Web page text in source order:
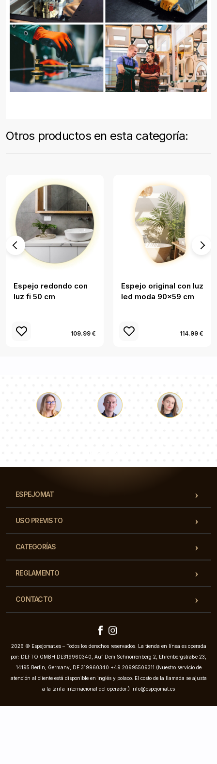
Otros productos en esta categoría:
Espejo redondo con
luz fi 50 cm
109.99 €
Espejo original con luz
led moda 90x59 cm
114.99 €
ESPEJOMAT
USO PREVISTO
CATEGORÍAS
REGLAMENTO
CONTACTO
2026 © Espejomat.es – Todos los derechos reservados. La tienda en línea es operada
por: DEFTO GMBH DE319960340, Auf Dem Schnorrenberg 2, Ehrenbergstraße 23,
14195 Berlin, Germany, DE 319960340 +49 20995509311 (Nuestro servicio de
atención al cliente está disponible en inglés y polaco. El costo de la llamada se ajusta
a la tarifa internacional del operador.) info@espejomat.es